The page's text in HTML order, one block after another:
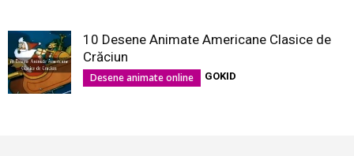
10 Desene Animate Americane Clasice de
Crăciun
Desene animate online GOKID